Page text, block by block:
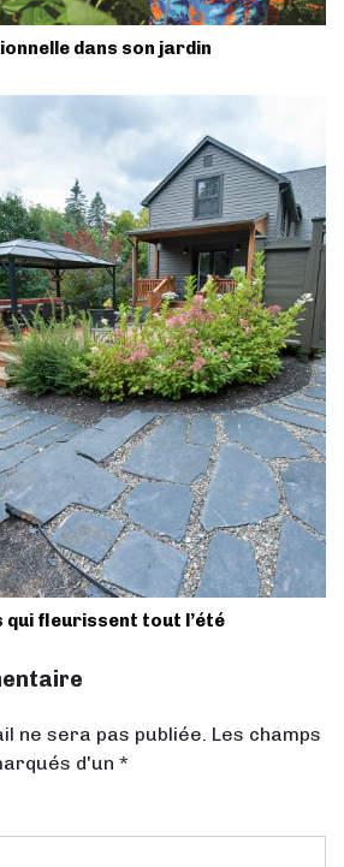
dans son jardin
qui fleurissent tout l’été
ne sera pas publiée. Les champs
d'un *